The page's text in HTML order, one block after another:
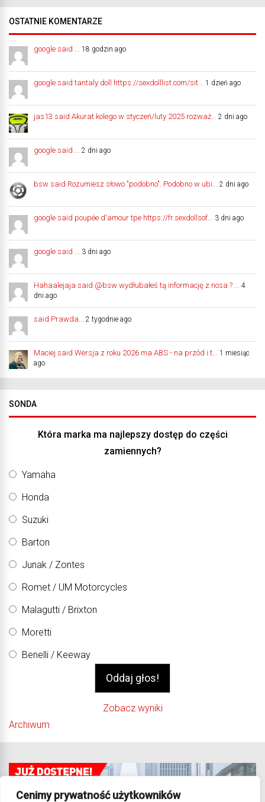
Cenimy prywatność użytkowników
OSTATNIE KOMENTARZE
google said ... 18 godzin ago
google said tantaly doll https://sexdolllist.com/sit... 1 dzień ago
jas13 said Akurat kolego w styczeń/luty 2025 rozważ... 2 dni ago
google said ... 2 dni ago
bsw said Rozumiesz słowo "podobno". Podobno w ubi... 2 dni ago
google said poupée d'amour tpe https://fr.sexdollsof... 3 dni ago
google said ... 3 dni ago
Hahaalejaja said @bsw wydłubałeś tą informację z nosa ? ...
4
dni ago
said Prawda... 2 tygodnie ago
Maciej said Wersja z roku 2026 ma ABS - na przód i t...
1 miesiąc
ago
SONDA
Która marka ma najlepszy dostęp do części
zamiennych?
Yamaha
Honda
Suzuki
Barton
Junak / Zontes
Romet / UM Motorcycles
Malagutti / Brixton
Moretti
Benelli / Keeway
Zobacz wyniki
Archiwum